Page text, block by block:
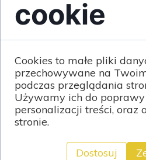
z dodatkami –
zakończenie
Zapraszamy
która smakuje jak u
podana po
cookie
Cookies to małe pliki
przechowywane na
podczas przeglądania
Używamy ich do
personalizacji treści, oraz
stronie.
Dostosuj